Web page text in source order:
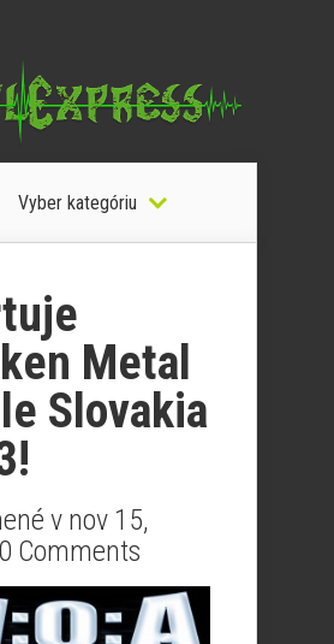
Vyber kategóriu
Metal
Slovakia
v nov 15,
0 Comments